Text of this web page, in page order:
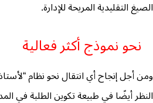
الصيغ التقليدية المريحة للإدارة.
نحو نموذج أكثر فعالية
ومن أجل إنجاح أي انتقال نحو نظام
النظر أيضًا في طبيعة تكوين الطلبة في